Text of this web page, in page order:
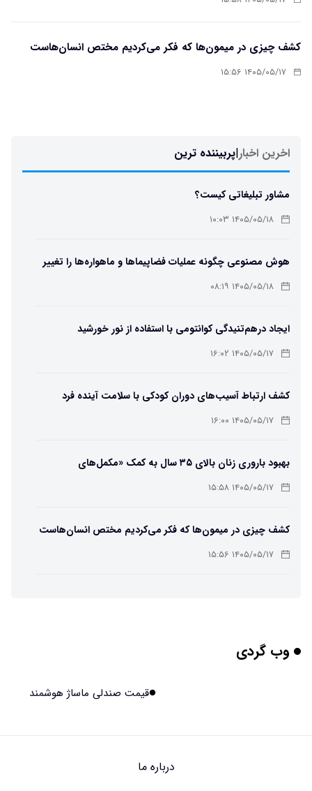
کشف چیزی در میمون‌ها که فکر می‌کردیم مختص انسان‌هاست
۱۴۰۵/۰۵/۱۷ ۱۵:۵۶
اخرین اخبار|پربیننده ترین
مشاور تبلیغاتی کیست؟
۱۴۰۵/۰۵/۱۸ ۱۰:۰۳
هوش مصنوعی چگونه عملیات فضاپیماها و ماهواره‌ها را تغییر
می‌دهد؟
۱۴۰۵/۰۵/۱۸ ۰۸:۱۹
ایجاد درهم‌تنیدگی کوانتومی با استفاده از نور خورشید
۱۴۰۵/۰۵/۱۷ ۱۶:۰۲
کشف ارتباط آسیب‌های دوران کودکی با سلامت آینده فرد
۱۴۰۵/۰۵/۱۷ ۱۶:۰۰
بهبود باروری زنان بالای ۳۵ سال به کمک «مکمل‌های
باکتریایی»
۱۴۰۵/۰۵/۱۷ ۱۵:۵۸
کشف چیزی در میمون‌ها که فکر می‌کردیم مختص انسان‌هاست
۱۴۰۵/۰۵/۱۷ ۱۵:۵۶
محققان از هوش مصنوعی برای ساخت ویروس‌های جدید
وب گردی
قیمت صندلی ماساژ هوشمند
درباره ما